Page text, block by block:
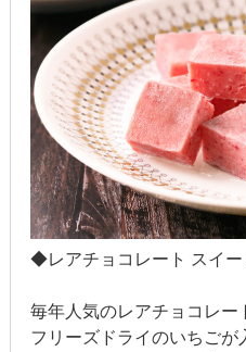
◆レアチョコレート スイー
毎年人気のレアチョコレー
フリーズドライのいちごが